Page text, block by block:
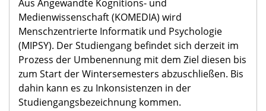
Aus Angewandte Kognitions- und
Medienwissenschaft (KOMEDIA) wird
Menschzentrierte Informatik und Psychologie
(MIPSY). Der Studiengang befindet sich derzeit im
Prozess der Umbenennung mit dem Ziel diesen bis
zum Start der Wintersemesters abzuschließen. Bis
dahin kann es zu Inkonsistenzen in der
Studiengangsbezeichnung kommen.